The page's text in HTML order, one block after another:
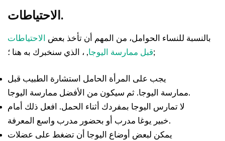
الاحتياطات.
بالنسبة للنساء الحوامل، من المهم أن تأخذ بعض
الاحتياطات
قبل ممارسة اليوجا, ، الذي سنخبرك به هنا ؛;
يجب على المرأة الحامل استشارة الطبيب قبل
ممارسة اليوجا. ثم سيكون من الأفضل ممارسة اليوجا.
لا تمارس اليوجا بمفردك أثناء الحمل. افعل ذلك أمام
خبير يوغا مدرب أو بحضور مدرب واسع المعرفة.
يمكن لبعض أوضاع اليوجا أن تضغط على عضلات